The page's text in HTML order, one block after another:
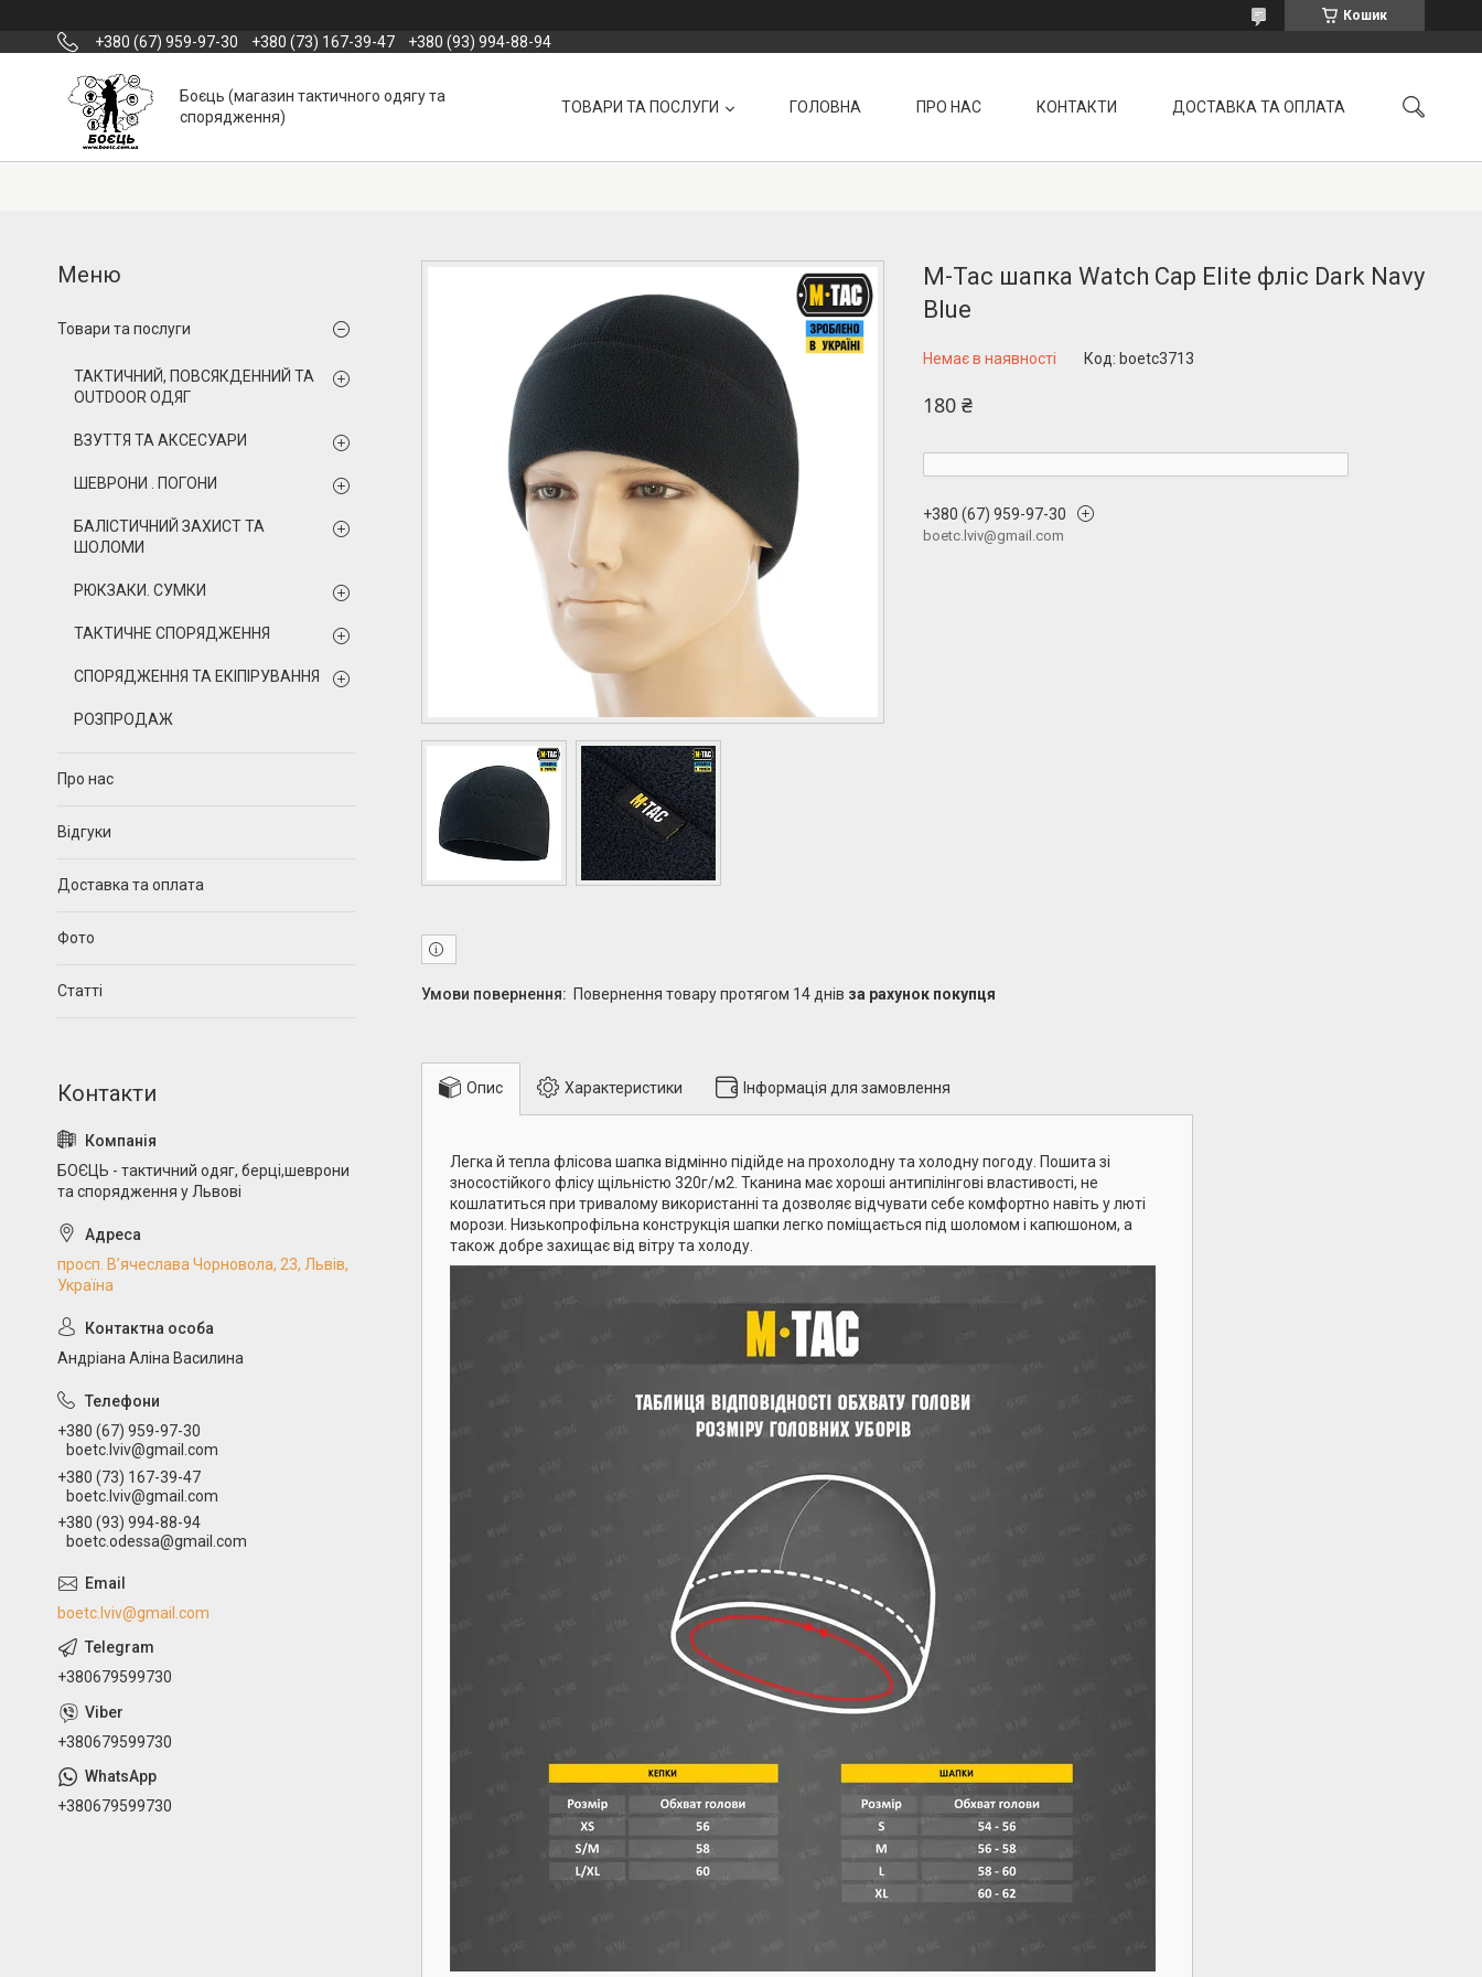
Кошик
+380 (67) 959-97-30 +380 (73) 167-39-47 +380 (93) 994-88-94
Боєць (магазин тактичного одягу та
спорядження)
ТОВАРИ ТА ПОСЛУГИ ГОЛОВНА ПРО НАС КОНТАКТИ ДОСТАВКА ТА ОПЛАТА
M-Tac шапка Watch Cap Elite фліс Dark Navy
Blue
Немає в наявності Код: boetc3713
180 ₴
+380 (67) 959-97-30
boetc.lviv@gmail.com
повернення товару протягом 14 днів за рахунок покупця
Опис Характеристики Інформація для замовлення
Легка й тепла флісова шапка відмінно підійде на прохолодну та холодну погоду. Пошита зі
зносостійкого флісу щільністю 320г/м2. Тканина має хороші антипілінгові властивості, не
кошлатиться при тривалому використанні та дозволяє відчувати себе комфортно навіть у люті
морози. Низькопрофільна конструкція шапки легко поміщається під шоломом і капюшоном, а
також добре захищає від вітру та холоду.
Товари та послуги
ТАКТИЧНИЙ, ПОВСЯКДЕННИЙ ТА
OUTDOOR ОДЯГ
ВЗУТТЯ ТА АКСЕСУАРИ
ШЕВРОНИ . ПОГОНИ
БАЛІСТИЧНИЙ ЗАХИСТ ТА
ШОЛОМИ
РЮКЗАКИ. СУМКИ
ТАКТИЧНЕ СПОРЯДЖЕННЯ
СПОРЯДЖЕННЯ ТА ЕКІПІРУВАННЯ
РОЗПРОДАЖ
Про нас
Відгуки
Доставка та оплата
Фото
Статті
БОЄЦЬ - тактичний одяг, берці,шеврони
та спорядження у Львові
просп. В’ячеслава Чорновола, 23, Львів,
Україна
Андріана Аліна Василина
+380 (67) 959-97-30
boetc.lviv@gmail.com
+380 (73) 167-39-47
boetc.lviv@gmail.com
+380 (93) 994-88-94
boetc.odessa@gmail.com
boetc.lviv@gmail.com
+380679599730
+380679599730
+380679599730